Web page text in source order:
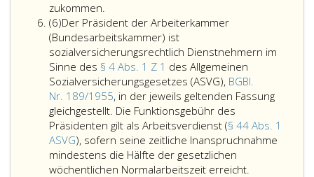
des
Bezügebegrenzungsgesetzes,
Bundesgesetzblatt
Teil
eins,
Nr. 64
aus
1997,)
in
der
jeweils
Kriterien
Absatz
2,
erteilen,
die
den
gesetzlichen
Höchstgrenzen
und
den
in
Absatz
zukommen.
(6)Absatz
6
Der Präsident der Arbeiterkammer
(Bundesarbeitskammer) ist
sozialversicherungsrechtlich Dienstnehmern im
Sinne des § 4 Abs. 1 Z 1 des Allgemeinen
Sozialversicherungsgesetzes (ASVG), BGBl.
Nr. 189/1955, in der jeweils geltenden Fassung
gleichgestellt. Die Funktionsgebühr des
Präsidenten gilt als Arbeitsverdienst (§ 44 Abs. 1
ASVG), sofern seine zeitliche Inanspruchnahme
mindestens die Hälfte der gesetzlichen
wöchentlichen Normalarbeitszeit erreicht.